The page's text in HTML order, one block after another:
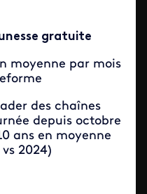
gratuite
moyenne par mois
des chaînes
depuis octobre
ans en moyenne
2024)